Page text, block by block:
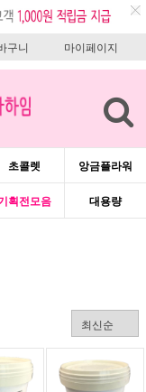
구니 마이페이지
초콜렛 앙금플라워
획전모음 대용량